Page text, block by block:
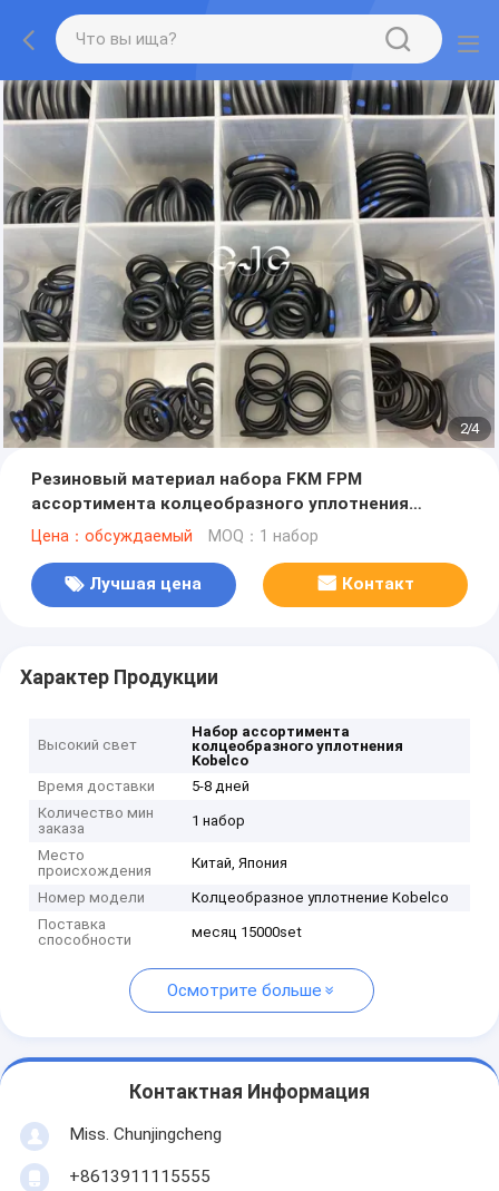
2/4
Резиновый материал набора FKM FPM
ассортимента колцеобразного уплотнения
набивкой для Kobelco
Цена：обсуждаемый MOQ：1 набор
Лучшая цена Контакт
Характер Продукции
Высокий свет
Набор ассортимента
колцеобразного уплотнения
Kobelco
Время доставки
5-8 дней
Количество мин
заказа
1 набор
Место
происхождения
Китай, Япония
Номер модели
Колцеобразное уплотнение Kobelco
Поставка
способности
месяц 15000set
Осмотрите больше
Контактная Информация
Miss. Chunjingcheng
+8613911115555